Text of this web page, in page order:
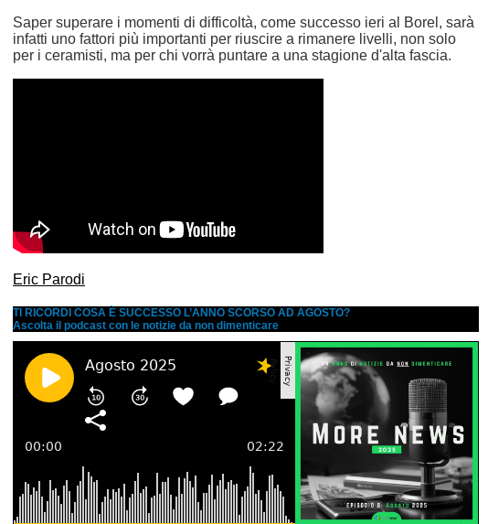
Saper superare i momenti di difficoltà, come successo ieri al Borel, sarà
infatti uno fattori più importanti per riuscire a rimanere livelli, non solo
per i ceramisti, ma per chi vorrà puntare a una stagione d'alta fascia.
Eric Parodi
TI RICORDI COSA È SUCCESSO L’ANNO SCORSO AD AGOSTO?
Ascolta il podcast con le notizie da non dimenticare